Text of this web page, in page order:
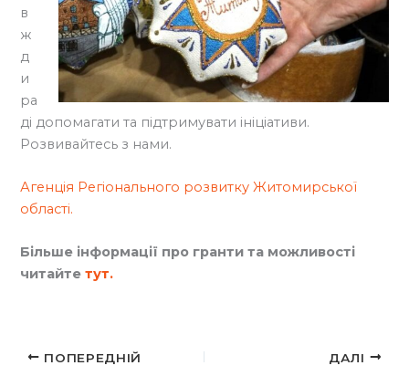
в
ж
д
и
ра
ді допомагати та підтримувати ініціативи.
Розвивайтесь з нами.
Агенція Регіонального розвитку Житомирської
області.
Більше інформації про гранти та можливості
читайте тут.
ПОПЕРЕДНІЙ ДАЛІ